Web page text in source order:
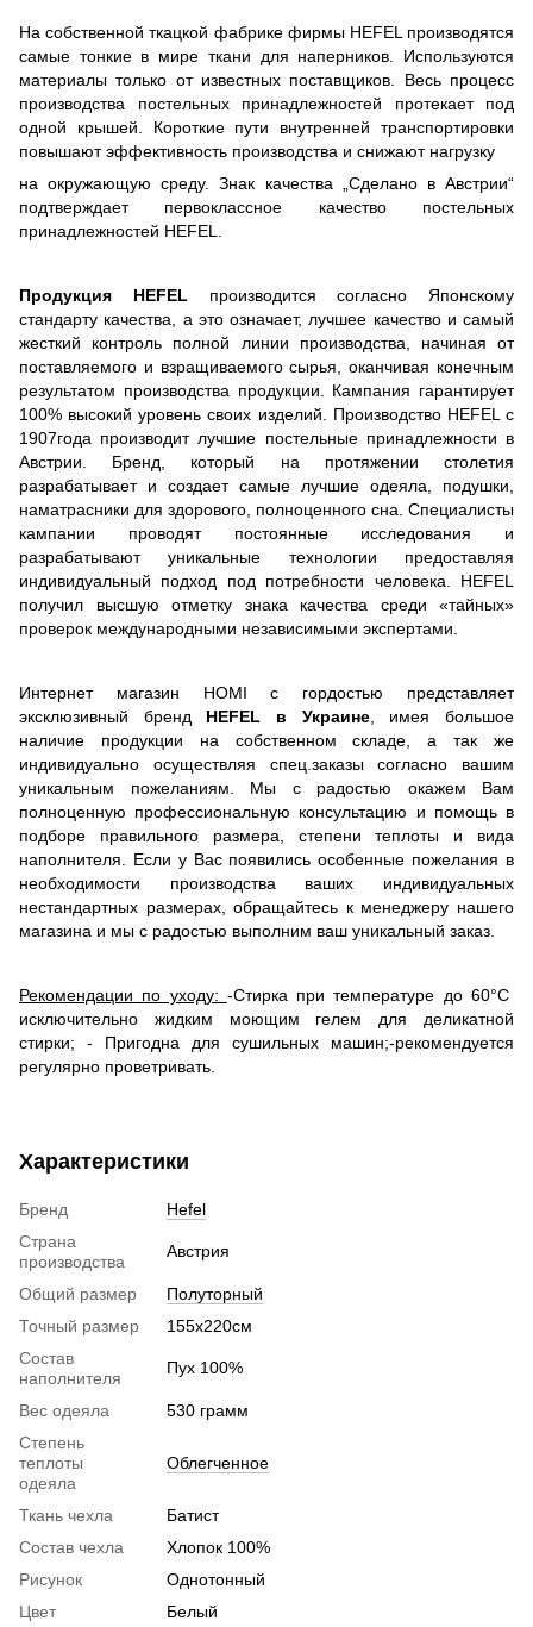
На собственной ткацкой фабрике фирмы HEFEL производятся
самые тонкие в мире ткани для наперников. Используются
материалы только от известных поставщиков. Весь процесс
производства постельных принадлежностей протекает под
одной крышей. Короткие пути внутренней транспортировки
повышают эффективность производства и снижают нагрузку
на окружающую среду. Знак качества „Сделано в Австрии“
подтверждает первоклассное качество постельных
принадлежностей HEFEL.
Продукция HEFEL производится согласно Японскому
стандарту качества, а это означает, лучшее качество и самый
жесткий контроль полной линии производства, начиная от
поставляемого и взращиваемого сырья, оканчивая конечным
результатом производства продукции. Кампания гарантирует
100% высокий уровень своих изделий. Производство HEFEL с
1907года производит лучшие постельные принадлежности в
Австрии. Бренд, который на протяжении столетия
разрабатывает и создает самые лучшие одеяла, подушки,
наматрасники для здорового, полноценного сна. Специалисты
кампании проводят постоянные исследования и
разрабатывают уникальные технологии предоставляя
индивидуальный подход под потребности человека. НEFEL
получил высшую отметку знака качества среди «тайных»
проверок международными независимыми экспертами.
Интернет магазин HOMI с гордостью представляет
эксклюзивный бренд HEFEL в Украине, имея большое
наличие продукции на собственном складе, а так же
индивидуально осуществляя спец.заказы согласно вашим
уникальным пожеланиям. Мы с радостью окажем Вам
полноценную профессиональную консультацию и помощь в
подборе правильного размера, степени теплоты и вида
наполнителя. Если у Вас появились особенные пожелания в
необходимости производства ваших индивидуальных
нестандартных размерах, обращайтесь к менеджеру нашего
магазина и мы с радостью выполним ваш уникальный заказ.
Рекомендации по уходу: -Стирка при температуре до 60°C
исключительно жидким моющим гелем для деликатной
стирки; - Пригодна для сушильных машин;-рекомендуется
регулярно проветривать.
Характеристики
Бренд
Hefel
Страна
производства
Австрия
Общий размер
Полуторный
Точный размер
155х220см
Состав
наполнителя
Пух 100%
Вес одеяла
530 грамм
Степень
теплоты
одеяла
Облегченное
Ткань чехла
Батист
Состав чехла
Хлопок 100%
Рисунок
Однотонный
Цвет
Белый